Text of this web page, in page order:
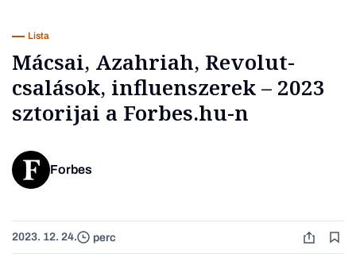
Lista
Mácsai, Azahriah, Revolut-
csalások, influenszerek – 2023
sztorijai a Forbes.hu-n
Forbes
2023. 12. 24. perc